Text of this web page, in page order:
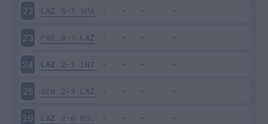
22 LAZ 5-1 SPA
23 PAR 0-1 LAZ
24 LAZ 2-1 INT
25 GEN 2-3 LAZ
26 LAZ 2-0 BOL